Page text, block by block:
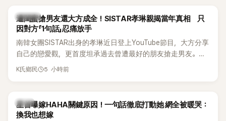
的錄音內容，而A也首度承認自己過去曾是SHINee、NCT等偶
像團體的「站姐」，事件持續延燒。
K-POP
遭閨蜜搶男友還大方成全！SISTAR孝琳親揭當年真相 只
因對方「1句話」忍痛放手
南韓女團SISTAR出身的孝琳近日登上YouTube節目，大方分享
自己的戀愛觀，更首度坦承過去曾遭最好的朋友搶走男友。她
表示，當時選擇瀟灑放手，但如果同樣的事情現在再發生，「我
K氏鄉民 5 小時前
韓星
星首曝嫁HAHA關鍵原因！一句話徹底打動她 網全被暖哭：
換我也想嫁